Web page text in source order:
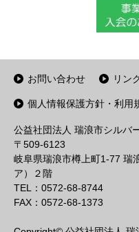
お問い合わせ リン
個人情報保護方針・利用
公益社団法人 瑞浪市シルバ
〒509-6123
岐阜県瑞浪市樽上町1-77 瑞
ア）２階
TEL：0572-68-8744
FAX：0572-68-1373